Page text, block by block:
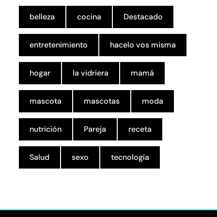
belleza cocina Destacado
entretenimiento hacelo vos misma
hogar la vidriera mamá
mascota mascotas moda
nutrición Pareja receta
Salud sexo tecnología